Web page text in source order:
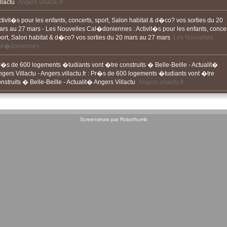
Angers.villactu.fr
pour les enfants, concerts, sport, Salon habitat & d�co? vos sorties du 20
au 27 mars - Les Nouvelles Cal�doniennes :Activit�s pour les enfants,
Salon habitat & d�co? vos sorties du 20 mars au 27 mars Les Nouvelles
de 600 logements �tudiants vont �tre construits � Belle-Beille - Actualit�
Villactu - Angers.villactu.fr : Pr�s de 600 logements �tudiants vont �tre
� Belle-Beille - Actualit� Angers Villactu Angers.villactu.fr
Screenshots par Robothumb